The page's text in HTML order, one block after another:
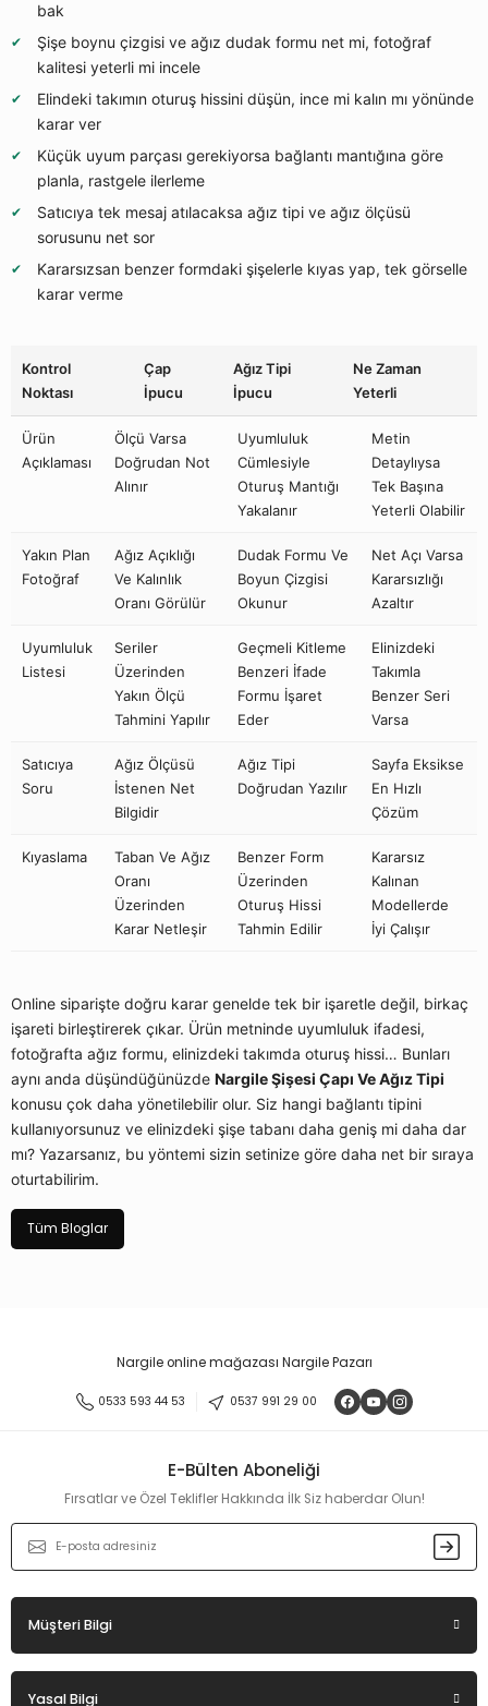
bak
Şişe boynu çizgisi ve ağız dudak formu net mi, fotoğraf
kalitesi yeterli mi incele
Elindeki takımın oturuş hissini düşün, ince mi kalın mı yönünde
karar ver
Küçük uyum parçası gerekiyorsa bağlantı mantığına göre
planla, rastgele ilerleme
Satıcıya tek mesaj atılacaksa ağız tipi ve ağız ölçüsü
sorusunu net sor
Kararsızsan benzer formdaki şişelerle kıyas yap, tek görselle
karar verme
Kontrol
Noktası
Çap
İpucu
Ağız Tipi
İpucu
Ne Zaman
Yeterli
Ürün
Açıklaması
Ölçü Varsa
Doğrudan Not
Alınır
Uyumluluk
Cümlesiyle
Oturuş Mantığı
Yakalanır
Metin
Detaylıysa
Tek Başına
Yeterli Olabilir
Yakın Plan
Fotoğraf
Ağız Açıklığı
Ve Kalınlık
Oranı Görülür
Dudak Formu Ve
Boyun Çizgisi
Okunur
Net Açı Varsa
Kararsızlığı
Azaltır
Uyumluluk
Listesi
Seriler
Üzerinden
Yakın Ölçü
Tahmini Yapılır
Geçmeli Kitleme
Benzeri İfade
Formu İşaret
Eder
Elinizdeki
Takımla
Benzer Seri
Varsa
Satıcıya
Soru
Ağız Ölçüsü
İstenen Net
Bilgidir
Ağız Tipi
Doğrudan Yazılır
Sayfa Eksikse
En Hızlı
Çözüm
Kıyaslama
Taban Ve Ağız
Oranı
Üzerinden
Karar Netleşir
Benzer Form
Üzerinden
Oturuş Hissi
Tahmin Edilir
Kararsız
Kalınan
Modellerde
İyi Çalışır
Online siparişte doğru karar genelde tek bir işaretle değil, birkaç
işareti birleştirerek çıkar. Ürün metninde uyumluluk ifadesi,
fotoğrafta ağız formu, elinizdeki takımda oturuş hissi… Bunları
aynı anda düşündüğünüzde Nargile Şişesi Çapı Ve Ağız Tipi
konusu çok daha yönetilebilir olur. Siz hangi bağlantı tipini
kullanıyorsunuz ve elinizdeki şişe tabanı daha geniş mi daha dar
mı? Yazarsanız, bu yöntemi sizin setinize göre daha net bir sıraya
oturtabilirim.
Tüm Bloglar
Nargile online mağazası Nargile Pazarı
0533 593 44 53 0537 991 29 00
E-Bülten Aboneliği
Fırsatlar ve Özel Teklifler Hakkında İlk Siz haberdar Olun!
Müşteri Bilgi
Yasal Bilgi